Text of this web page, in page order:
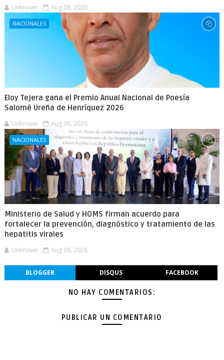
Unknown Aug 06, 2026
NACIONALES
Eloy Tejera gana el Premio Anual Nacional de Poesía
Salomé Ureña de Henríquez 2026
Unknown Aug 06, 2026
NACIONALES
Ministerio de Salud y HOMS firman acuerdo para
fortalecer la prevención, diagnóstico y tratamiento de las
hepatitis virales
Unknown Aug 06, 2026
BLOGGER DISQUS FACEBOOK
NO HAY COMENTARIOS:
PUBLICAR UN COMENTARIO